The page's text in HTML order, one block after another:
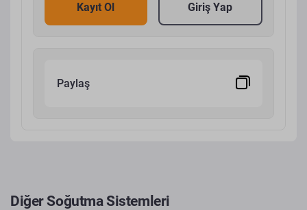
Kayıt Ol Giriş Yap
Paylaş
Diğer Soğutma Sistemleri